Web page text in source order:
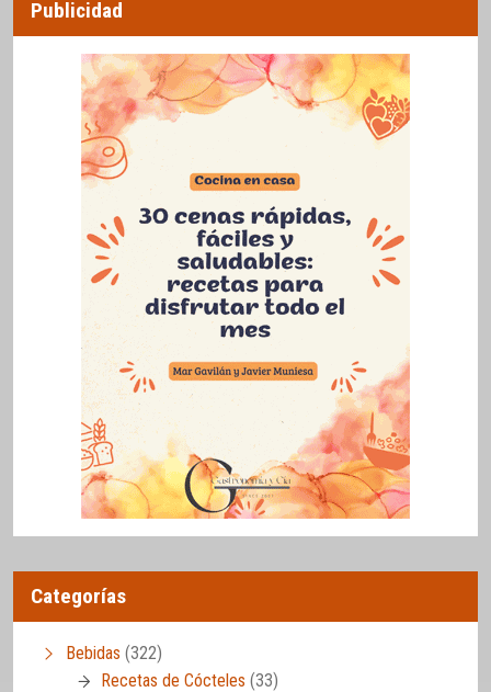
Publicidad
Categorías
Bebidas (322)
Recetas de Cócteles (33)